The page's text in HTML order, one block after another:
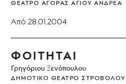
ΘΈΑΤΡΟ ΑΓΟΡΆΣ ΑΓΊΟΥ ΑΝΔΡΈΑ
Από 28.01.2004
ΦΟΙΤΗΤΑΙ
Γρηγόριου Ξενόπουλου
ΔΗΜΟΤΙΚΌ ΘΈΑΤΡΟ ΣΤΡΟΒΌΛΟΥ